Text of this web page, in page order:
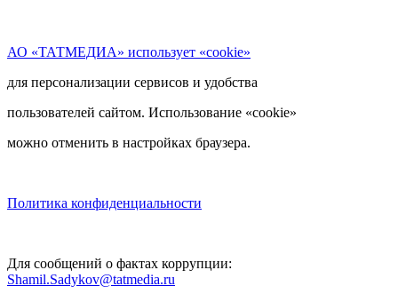
АО «ТАТМЕДИА» использует «cookie»
для персонализации сервисов и удобства
пользователей сайтом. Использование «cookie»
можно отменить в настройках браузера.
Политика конфиденциальности
Для сообщений о фактах коррупции:
Shamil.Sadykov@tatmedia.ru